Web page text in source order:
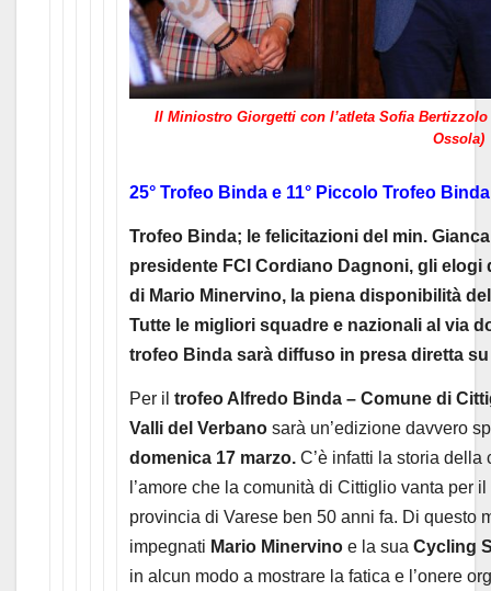
Il Miniostro Giorgetti con l’atleta Sofia
Ossola)
25° Trofeo Binda e 11° Piccolo Trofeo Binda
Trofeo Binda; le felicitazioni del min.
presidente FCI Cordiano Dagnoni, gli
di Mario Minervino, la piena disponibilità
Tutte le migliori squadre e nazionali al via
trofeo Binda sarà diffuso in presa diretta su
Per iltrofeo Alfredo Binda – Comune di
Valli del Verbano sarà un’edizione davvero
domenica 17 marzo. C’è infatti la storia
l’amore che la comunità di Cittiglio vanta per
provincia di Varese ben 50 anni fa. Di questo
impegnati Mario Minervino e la suaCycling
in alcun modo a mostrare la fatica e l’onere